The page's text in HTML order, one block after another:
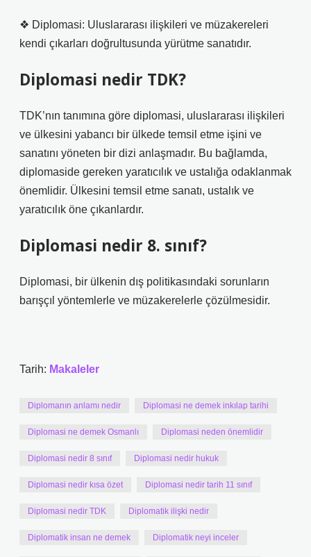
❖ Diplomasi: Uluslararası ilişkileri ve müzakereleri
kendi çıkarları doğrultusunda yürütme sanatıdır.
Diplomasi nedir TDK?
TDK’nın tanımına göre diplomasi, uluslararası ilişkileri
ve ülkesini yabancı bir ülkede temsil etme işini ve
sanatını yöneten bir dizi anlaşmadır. Bu bağlamda,
diplomaside gereken yaratıcılık ve ustalığa odaklanmak
önemlidir. Ülkesini temsil etme sanatı, ustalık ve
yaratıcılık öne çıkanlardır.
Diplomasi nedir 8. sınıf?
Diplomasi, bir ülkenin dış politikasındaki sorunların
barışçıl yöntemlerle ve müzakerelerle çözülmesidir.
Tarih: Makaleler
Diplomanın anlamı nedir Diplomasi ne demek inkılap tarihi
Diplomasi ne demek Osmanlı Diplomasi neden önemlidir
Diplomasi nedir 8 sınıf Diplomasi nedir hukuk
Diplomasi nedir kısa özet Diplomasi nedir tarih 11 sınıf
Diplomasi nedir TDK Diplomatik ilişki nedir
Diplomatik insan ne demek Diplomatik neyi inceler